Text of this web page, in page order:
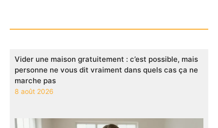
Vider une maison gratuitement : c’est possible, mais
personne ne vous dit vraiment dans quels cas ça ne
marche pas
8 août 2026